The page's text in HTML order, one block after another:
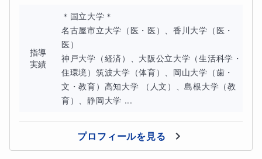
指導
実績
＊国立大学＊
名古屋市立大学（医・医）、香川大学（医・
医）
神戸大学（経済）、大阪公立大学（生活科学・
住環境）筑波大学（体育）、岡山大学（歯・
文・教育）高知大学 （人文）、島根大学（教
育）、静岡大学 ...
プロフィールを見る